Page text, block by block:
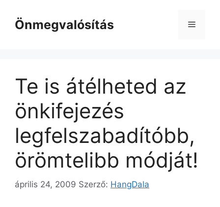
tartalomba
Önmegvalósítás Menü
Te is átélheted az
önkifejezés
legfelszabadítóbb,
örömtelibb módját!
április 24, 2009 Szerző: HangDala